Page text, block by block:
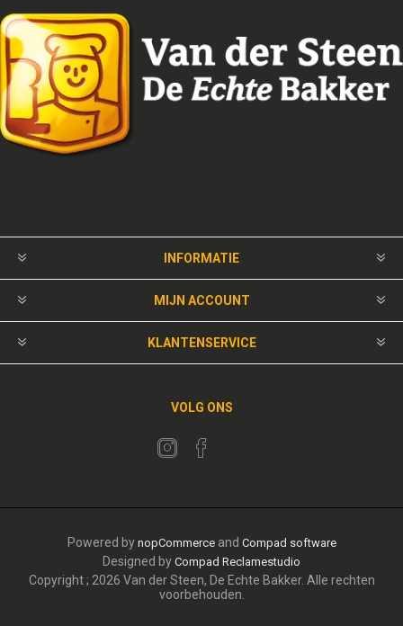
INFORMATIE
MIJN ACCOUNT
KLANTENSERVICE
VOLG ONS
Powered by nopCommerceand Compad software
Designed by Compad Reclamestudio
Copyright ; 2026 Van der Steen, De Echte Bakker. Alle rechten
voorbehouden.